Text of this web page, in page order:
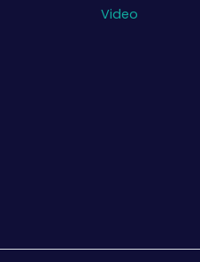
Video